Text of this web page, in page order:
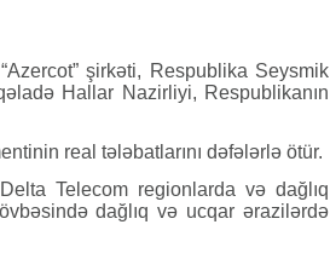
şirkəti, Respublika Seysmik
Hallar Nazirliyi, Respublikanın
real tələbatlarını dəfələrlə ötür.
Telecom regionlarda və dağlıq
dağlıq və ucqar ərazilərdə